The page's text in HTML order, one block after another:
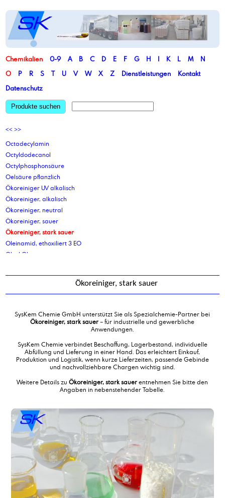
Chemikalien 0-9 A B C D E F G H I K L M
N
O
P R S T U V W X Z Dienstleistungen
Kontakt
Datenschutz
Produkte suchen
<< >>
Octadecylamin
Octyldodecanol
Octylphosphonsäure
Oelsäure pflanzlich
Ökoreiniger UV alkalisch
Ökoreiniger, alkalisch
Ökoreiniger, neutral
Ökoreiniger, sauer
Ökoreiniger, stark sauer
Oleinamid, ethoxiliert 3 EO
Oleyl Oleat
Oleylalkohol 90-95
Oleylcetylalkohol-5-polyglycolether
Ökoreiniger, stark sauer
SysKem Chemie GmbH unterstützt Sie als Spezialchemie-Partner bei
Ökoreiniger, stark sauer– für industrielle und gewerbliche
Anwendungen.
SysKem Chemie verbindet Beschaffung, Lagerbestand, individuelle
Abfüllung und Lieferung in einer Hand. Das erleichtert Einkauf,
Produktion und Logistik, wenn kurze Lieferzeiten, passende Gebinde
und nachvollziehbare Chargen wichtig sind.
Weitere Details zuÖkoreiniger, stark sauerentnehmen Sie bitte den
Angaben in nebenstehender Tabelle.